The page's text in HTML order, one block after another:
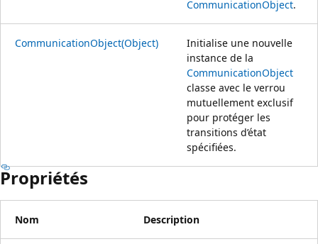
CommunicationObject.
CommunicationObject(Object)
Initialise une nouvelle
instance de la
CommunicationObject
classe avec le verrou
mutuellement exclusif
pour protéger les
transitions d’état
spécifiées.
Propriétés
Nom Description